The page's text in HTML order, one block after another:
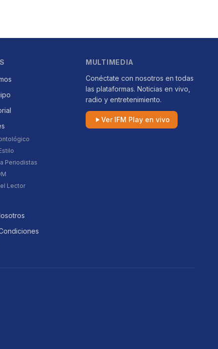
Periodistas
Lector
MULTIMEDIA
Conéctate con nosotros en todas
las plataformas. Noticias en vivo,
radio y entretenimiento.
Ver IFM Play en vivo